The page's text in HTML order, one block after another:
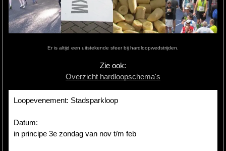
Hardlopen
Site
Er is altijd een uitstekende sfeer bij hardloopwedstrijden.
Zie ook:
Overzicht hardloopschema's
Loopevenement: Stadsparkloop
Datum:
in principe 3e zondag van nov t/m feb